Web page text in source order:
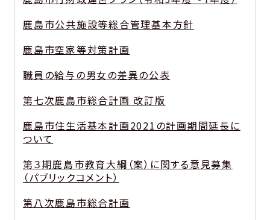
鹿島市公共施設等総合管理基本方針
鹿島市空家等対策計画
職員の給与の男女の差異の公表
第七次鹿島市総合計画 改訂版
鹿島市住生活基本計画2021の計画期間延長に
ついて
第３期鹿島市教育大綱（案）に関する意見募集
（パブリックコメント）
第八次鹿島市総合計画